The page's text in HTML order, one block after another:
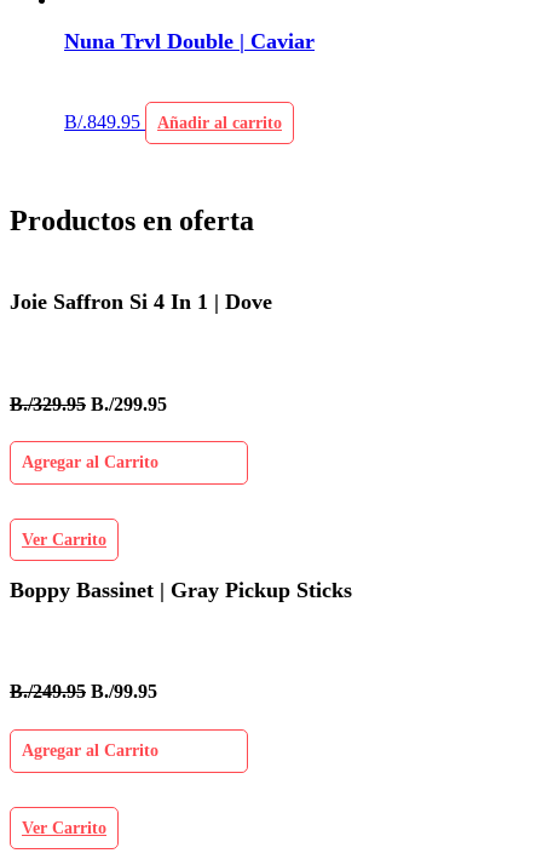
Nuna Trvl Double | Caviar
B/.849.95 Añadir al carrito
Productos en oferta
Joie Saffron Si 4 In 1 | Dove
B./329.95 B./299.95
Agregar al Carrito
Ver Carrito
Boppy Bassinet | Gray Pickup Sticks
B./249.95 B./99.95
Agregar al Carrito
Ver Carrito